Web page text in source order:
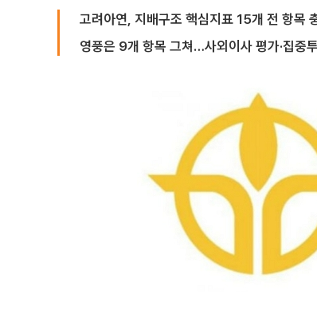
고려아연, 지배구조 핵심지표 15개 전 항목
영풍은 9개 항목 그쳐…사외이사 평가·집중